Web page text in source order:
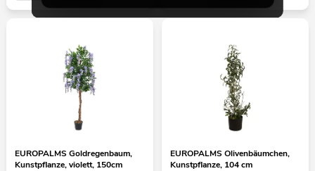
EUROPALMS Goldregenbaum,
Kunstpflanze, violett, 150cm
EUROPALMS Olivenbäumchen,
Kunstpflanze, 104 cm